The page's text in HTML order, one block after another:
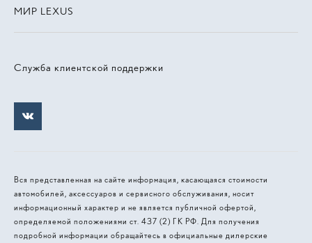
Служба клиентской поддержки
МИР LEXUS
Вся представленная на сайте информация, касающаяся стоимости
автомобилей, аксессуаров и сервисного обслуживания, носит
информационный характер и не является публичной офертой,
определяемой положениями ст. 437 (2) ГК РФ. Для получения
подробной информации обращайтесь в официальные дилерские